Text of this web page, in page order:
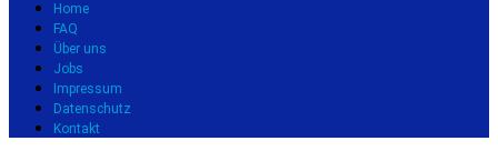
Home
FAQ
Über uns
Jobs
Impressum
Datenschutz
Kontakt